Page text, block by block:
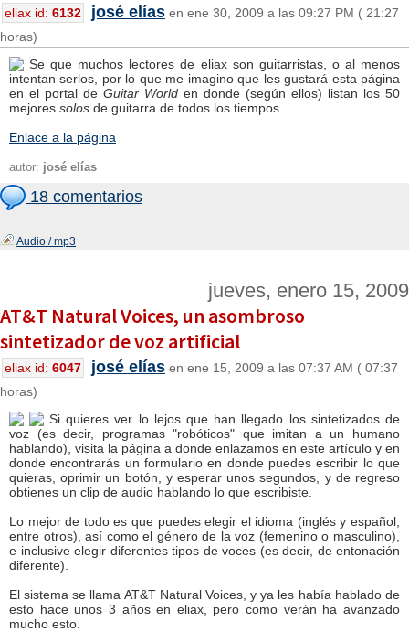
eliax id: 6132 josé elías en ene 30, 2009 a las 09:27 PM ( 21:27
horas)
Se que muchos lectores de eliax son guitarristas, o al menos
intentan serlos, por lo que me imagino que les gustará esta página
en el portal de Guitar World en donde (según ellos) listan los 50
mejores solos de guitarra de todos los tiempos.
Enlace a la página
autor: josé elías
18 comentarios
Audio / mp3
jueves, enero 15, 2009
AT&T Natural Voices, un asombroso
sintetizador de voz artificial
eliax id: 6047 josé elías en ene 15, 2009 a las 07:37 AM ( 07:37
horas)
Si quieres ver lo lejos que han llegado los sintetizados de
voz (es decir, programas "robóticos" que imitan a un humano
hablando), visita la página a donde enlazamos en este artículo y en
donde encontrarás un formulario en donde puedes escribir lo que
quieras, oprimir un botón, y esperar unos segundos, y de regreso
obtienes un clip de audio hablando lo que escribiste.
Lo mejor de todo es que puedes elegir el idioma (inglés y español,
entre otros), así como el género de la voz (femenino o masculino),
e inclusive elegir diferentes tipos de voces (es decir, de entonación
diferente).
El sistema se llama AT&T Natural Voices, y ya les había hablado de
esto hace unos 3 años en eliax, pero como verán ha avanzado
mucho esto.